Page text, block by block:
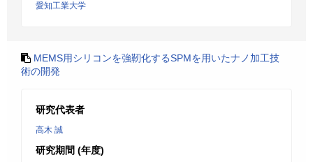
愛知工業大学
MEMS用シリコンを強靭化するSPMを用いたナノ加工技
術の開発
研究代表者
高木 誠
研究期間 (年度)